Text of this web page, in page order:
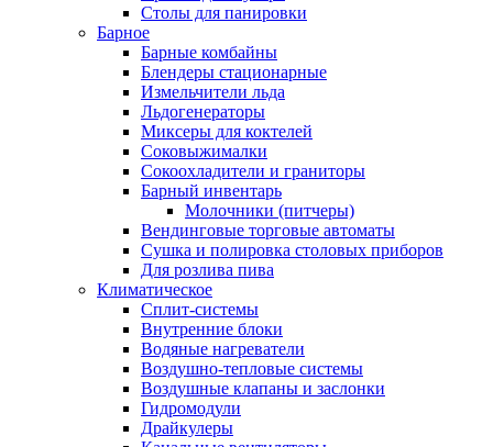
Столы для панировки
Барное
Барные комбайны
Блендеры стационарные
Измельчители льда
Льдогенераторы
Миксеры для коктелей
Соковыжималки
Сокоохладители и граниторы
Барный инвентарь
Молочники (питчеры)
Вендинговые торговые автоматы
Сушка и полировка столовых приборов
Для розлива пива
Климатическое
Сплит-системы
Внутренние блоки
Водяные нагреватели
Воздушно-тепловые системы
Воздушные клапаны и заслонки
Гидромодули
Драйкулеры